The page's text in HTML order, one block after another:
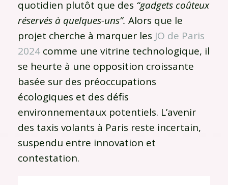
quotidien plutôt que des “gadgets coûteux
réservés à quelques-uns”. Alors que le
projet cherche à marquer les JO de Paris
2024 comme une vitrine technologique, il
se heurte à une opposition croissante
basée sur des préoccupations
écologiques et des défis
environnementaux potentiels. L’avenir
des taxis volants à Paris reste incertain,
suspendu entre innovation et
contestation.